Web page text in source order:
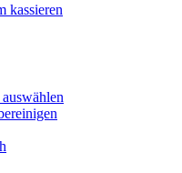
kassieren